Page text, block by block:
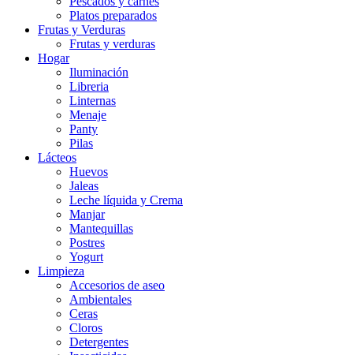
Platos preparados
Frutas y Verduras
Frutas y verduras
Hogar
Iluminación
Libreria
Linternas
Menaje
Panty
Pilas
Lácteos
Huevos
Jaleas
Leche líquida y Crema
Manjar
Mantequillas
Postres
Yogurt
Limpieza
Accesorios de aseo
Ambientales
Ceras
Cloros
Detergentes